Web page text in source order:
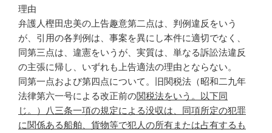
理由
弁護人樫田忠美の上告趣意第二点は、判例違反をいう
が、引用の各判例は、事案を異にし本件に適切でなく、
同第三点は、違憲をいうが、実質は、単なる訴訟法違反
の主張に帰し、いずれも上告適法の理由とならない。
同第一点および第四点について。旧関税法（昭和二九年
法律第六一号による改正前の関税法をいう。以下同
じ。）八三条一項の規定による没収は、同項所定の犯罪
に関係ある船舶、貨物等で犯人の所有または占有するも